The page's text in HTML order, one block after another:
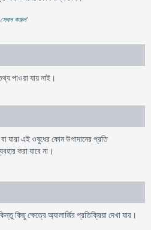
সেবন করুন'
পাওয়া যায় নাই।
যারা এই ওষুধের কোন উপাদানের প্রতি
করা যাবে না।
কিছু ক্ষেত্রে অ্যালার্জির প্রতিক্রিয়া দেখা যায়।